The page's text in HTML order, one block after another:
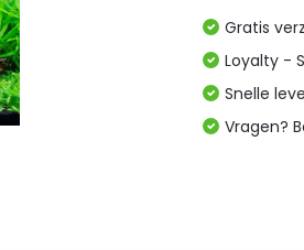
Gratis
Loyalty -
Snelle
Vragen?